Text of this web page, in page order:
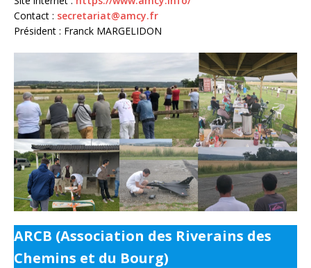
Contact : secretariat@amcy.fr
Président : Franck MARGELIDON
ARCB (Association des Riverains des
Chemins et du Bourg)